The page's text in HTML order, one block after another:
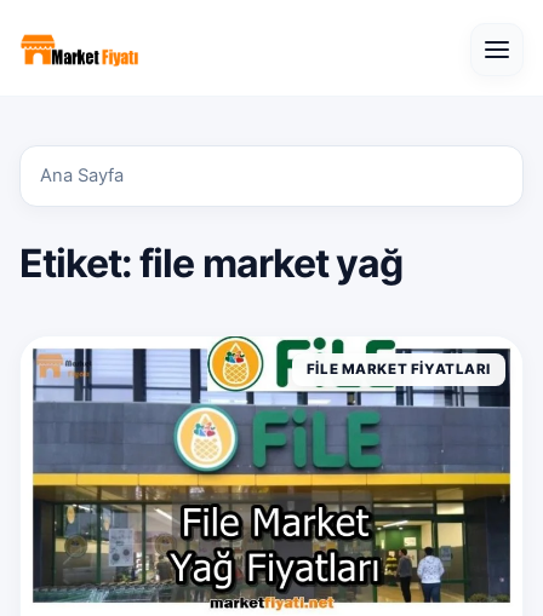
Ana Sayfa
Etiket:file market yağ
FILE MARKET FIYATLARI